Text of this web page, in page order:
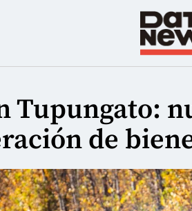
Tupungato:
de